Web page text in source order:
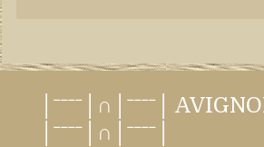
│ˉˉˉˉ│∩│ˉˉˉˉ│
│ˉˉˉˉ│∩│ˉˉˉˉ│